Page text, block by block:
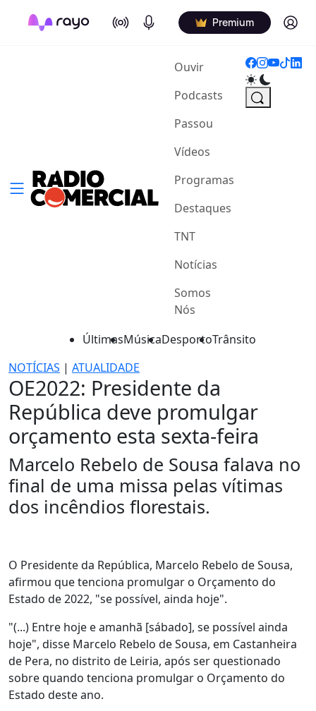
On Air Podcasts Premium Log in
Ouvir(current)
Podcasts
Passou
Vídeos
Programas
Destaques
TNT
Notícias
Somos
Nós
ÚltimasMúsicaDesportoTrânsito
NOTÍCIAS | ATUALIDADE
OE2022: Presidente da
República deve promulgar
orçamento esta sexta-feira
Marcelo Rebelo de Sousa falava no
final de uma missa pelas vítimas
dos incêndios florestais.
O Presidente da República, Marcelo Rebelo de Sousa,
afirmou que tenciona promulgar o Orçamento do
Estado de 2022, "se possível, ainda hoje".
"(...) Entre hoje e amanhã [sábado], se possível ainda
hoje", disse Marcelo Rebelo de Sousa, em Castanheira
de Pera, no distrito de Leiria, após ser questionado
sobre quando tenciona promulgar o Orçamento do
Estado deste ano.